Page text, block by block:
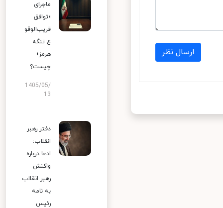
ارسال نظر
ماجرای
«توافق
قریب‌الوقو
ع تنگه
هرمز»
چیست؟
1405/05/
13
دفتر رهبر
انقلاب:
ادعا درباره
واکنش
رهبر انقلاب
به نامه
رئیس